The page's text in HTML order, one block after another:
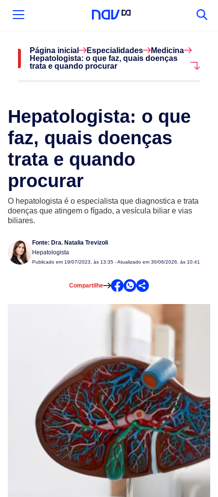
Página inicial Especialidades
Medicina
Hepatologista: o que faz, quais doenças
trata e quando procurar
Hepatologista: o que
faz, quais doenças
trata e quando
procurar
O hepatologista é o especialista que diagnostica e trata
doenças que atingem o fígado, a vesícula biliar e vias
biliares.
Fonte: Dra. Natalia Trevizoli
Hepatologista
Publicado em 19/07/2023, às 13:35 - Atualizado em 30/06/2026, às 10:41
Compartilhe